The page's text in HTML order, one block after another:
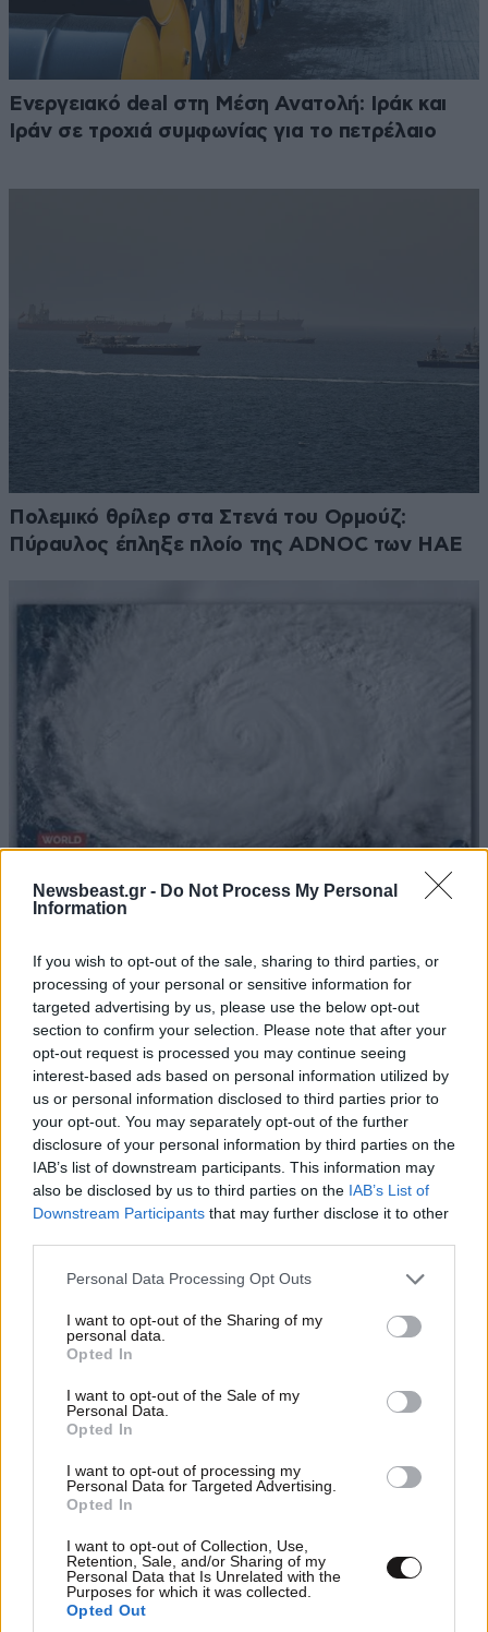
Newsbeast.gr - Do Not Process My Personal
Information
If you wish to opt-out of the sale, sharing to third parties, or
processing of your personal or sensitive information for
targeted advertising by us, please use the below opt-out
section to confirm your selection. Please note that after your
opt-out request is processed you may continue seeing
interest-based ads based on personal information utilized by
us or personal information disclosed to third parties prior to
your opt-out. You may separately opt-out of the further
disclosure of your personal information by third parties on the
IAB’s list of downstream participants. This information may
also be disclosed by us to third parties on the IAB’s List of
Downstream Participants that may further disclose it to other
Please note that this website/app uses one or more Google
not limited to your visit or usage behaviour. You may click to
grant or deny consent to Google and its third-party tags to
use your data for below specified purposes in below Google
consent section.
Personal Data Processing Opt Outs
I want to opt-out of the Sharing of my
personal data.
Opted In
I want to opt-out of the Sale of my
Personal Data.
Opted In
I want to opt-out of processing my
Personal Data for Targeted Advertising.
Opted In
I want to opt-out of Collection, Use,
Retention, Sale, and/or Sharing of my
Personal Data that Is Unrelated with the
Purposes for which it was collected.
Opted Out
Ενεργειακό deal στη Μέση Ανατολή: Ιράκ και
Ιράν σε τροχιά συμφωνίας για το πετρέλαιο
Πολεμικό θρίλερ στα Στενά του Ορμούζ:
Πύραυλος έπληξε πλοίο της ADNOC των ΗΑΕ
Ακραία καιρικά φαινόμενα στην Ασία: Ο
«απειλεί» την Κίνα
ΗΠΑ: «Πράσινο φως» στον εκλεκτό του Τραμπ
ψήφο διαφορά